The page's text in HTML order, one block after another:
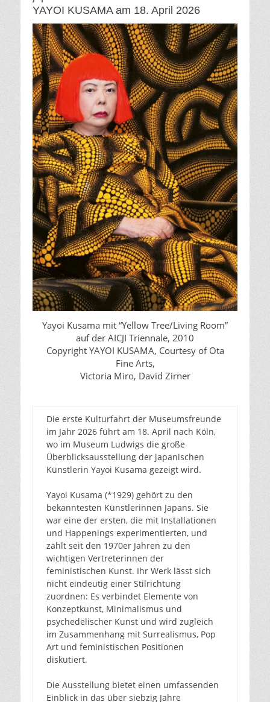
YAYOI KUSAMA am 18. April 2026
Yayoi Kusama mit “Yellow Tree/Living Room”
auf der AICJI Triennale, 2010
Copyright YAYOI KUSAMA, Courtesy of Ota
Fine Arts,
Victoria Miro, David Zirner
Die erste Kulturfahrt der Museumsfreunde
im Jahr 2026 führt am 18. April nach Köln,
wo im Museum Ludwigs die große
Überblicksausstellung der japanischen
Künstlerin Yayoi Kusama gezeigt wird.
Yayoi Kusama (*1929) gehört zu den
bekanntesten Künstlerinnen Japans. Sie
war eine der ersten, die mit Installationen
und Happenings experimentierten, und
zählt seit den 1970er Jahren zu den
wichtigen Vertreterinnen der
feministischen Kunst. Ihr Werk lässt sich
nicht eindeutig einer Stilrichtung
zuordnen: Es verbindet Elemente von
Konzeptkunst, Minimalismus und
psychedelischer Kunst und wird zugleich
im Zusammenhang mit Surrealismus, Pop
Art und feministischen Positionen
diskutiert.
Die Ausstellung bietet einen umfassenden
Einblick in das über siebzig Jahre